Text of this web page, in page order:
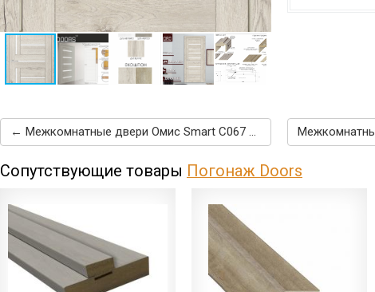
← Межкомнатные двери Омис Smart С067 G дуб дымчатый
Сопутствующие товары Погонаж Doors